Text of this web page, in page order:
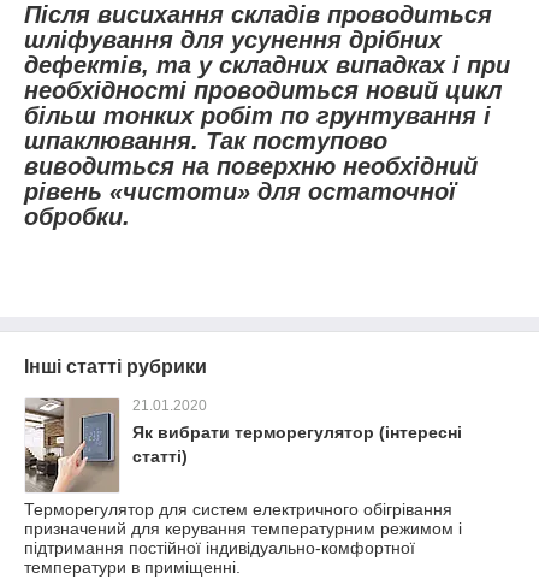
Після висихання складів проводиться
шліфування для усунення дрібних
дефектів, та у складних випадках і при
необхідності проводиться новий цикл
більш тонких робіт по грунтування і
шпаклювання. Так поступово
виводиться на поверхню необхідний
рівень «чистоти» для остаточної
обробки.
Інші статті рубрики
21.01.2020
Як вибрати терморегулятор (інтересні
статті)
Терморегулятор для систем електричного обігрівання
призначений для керування температурним режимом і
підтримання постійної індивідуально-комфортної
температури в приміщенні.